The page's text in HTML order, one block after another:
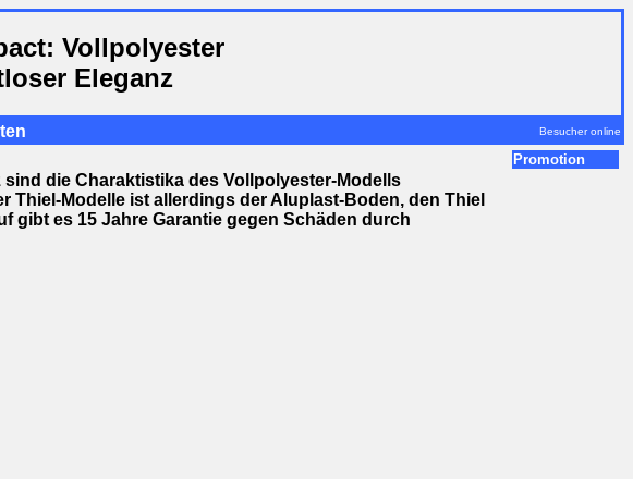
Vollpolyester
Eleganz
Besucher online
die Charaktistika des Vollpolyester-Modells
Thiel-Modelle ist allerdings der Aluplast-Boden, den Thiel
gibt es 15 Jahre Garantie gegen Schäden durch
Promotion